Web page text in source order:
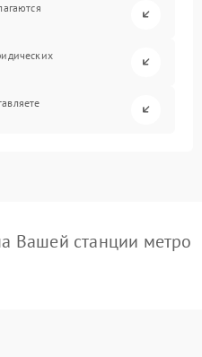
Вашей станции метро